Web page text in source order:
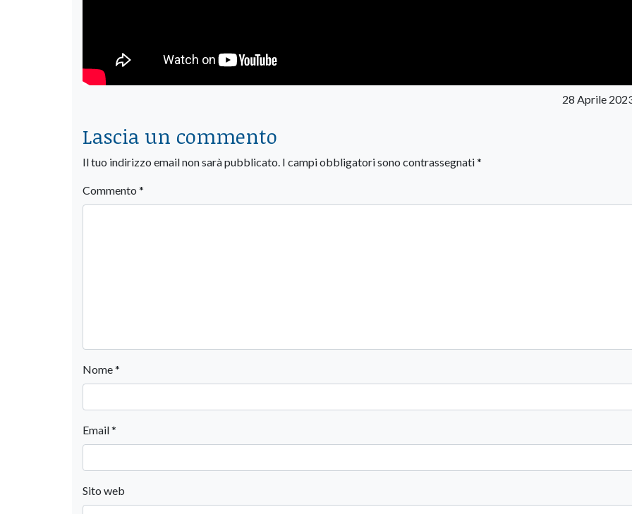
28 Aprile
Lascia un commento
Il tuo indirizzo email non sarà pubblicato. I campi obbligatori sono contrassegnati*
Commento *
Nome*
Email*
Sito web